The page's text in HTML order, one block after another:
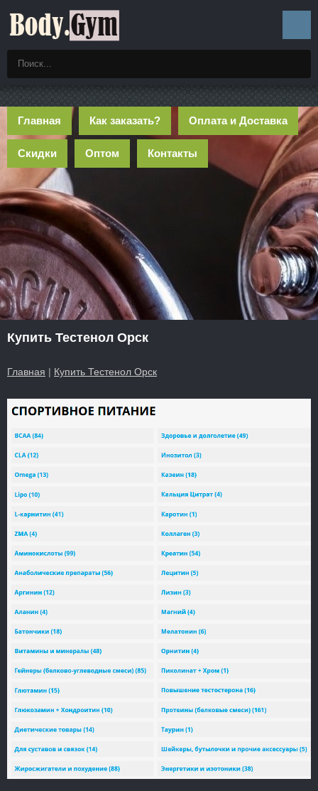
Главная Как заказать? Оплата и Доставка
Скидки Оптом Контакты
Купить Тестенол Орск
Главная | Купить Тестенол Орск